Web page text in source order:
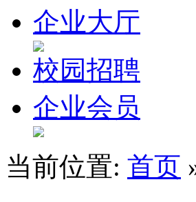
企业大厅
校园招聘
企业会员
当前位置: 首页